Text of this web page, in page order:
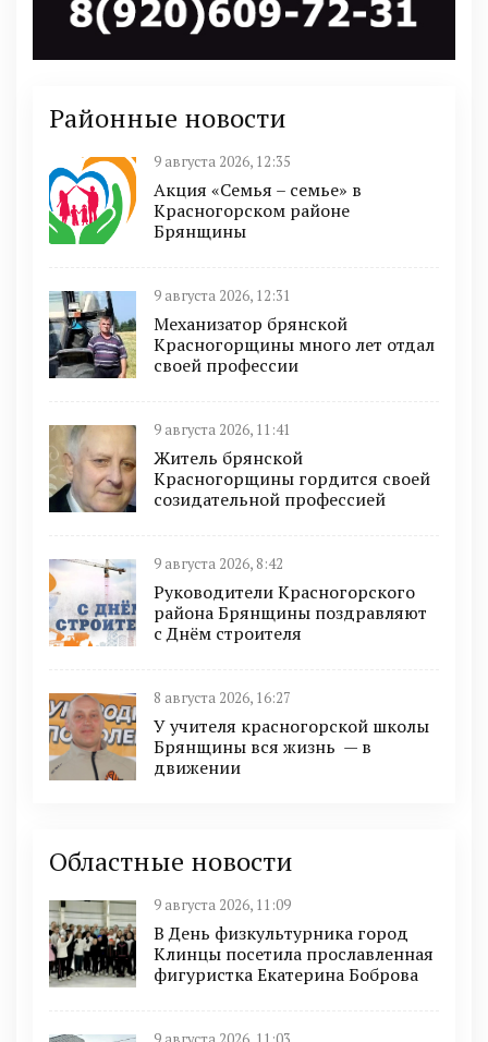
Районные новости
9 августа 2026, 12:35
Акция «Семья – семье» в
Красногорском районе
Брянщины
9 августа 2026, 12:31
Механизатор брянской
Красногорщины много лет отдал
своей профессии
9 августа 2026, 11:41
Житель брянской
Красногорщины гордится своей
созидательной профессией
9 августа 2026, 8:42
Руководители Красногорского
района Брянщины поздравляют
с Днём строителя
8 августа 2026, 16:27
У учителя красногорской школы
Брянщины вся жизнь — в
движении
Областные новости
9 августа 2026, 11:09
В День физкультурника город
Клинцы посетила прославленная
фигуристка Екатерина Боброва